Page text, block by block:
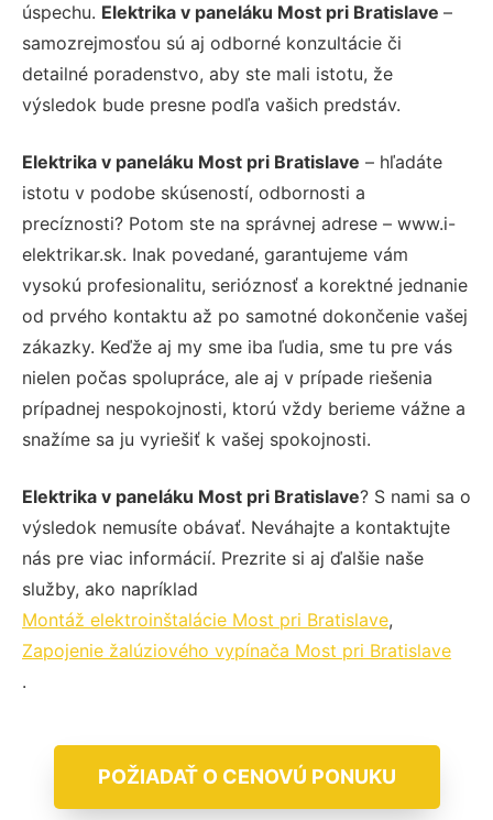
úspechu. Elektrika v paneláku Most pri Bratislave –
samozrejmosťou sú aj odborné konzultácie či
detailné poradenstvo, aby ste mali istotu, že
výsledok bude presne podľa vašich predstáv.
Elektrika v paneláku Most pri Bratislave – hľadáte
istotu v podobe skúseností, odbornosti a
precíznosti? Potom ste na správnej adrese – www.i-
elektrikar.sk. Inak povedané, garantujeme vám
vysokú profesionalitu, serióznosť a korektné jednanie
od prvého kontaktu až po samotné dokončenie vašej
zákazky. Keďže aj my sme iba ľudia, sme tu pre vás
nielen počas spolupráce, ale aj v prípade riešenia
prípadnej nespokojnosti, ktorú vždy berieme vážne a
snažíme sa ju vyriešiť k vašej spokojnosti.
Elektrika v paneláku Most pri Bratislave? S nami sa o
výsledok nemusíte obávať. Neváhajte a kontaktujte
nás pre viac informácií. Prezrite si aj ďalšie naše
služby, ako napríklad
Montáž elektroinštalácie Most pri Bratislave,
Zapojenie žalúziového vypínača Most pri Bratislave
.
POŽIADAŤ O CENOVÚ PONUKU